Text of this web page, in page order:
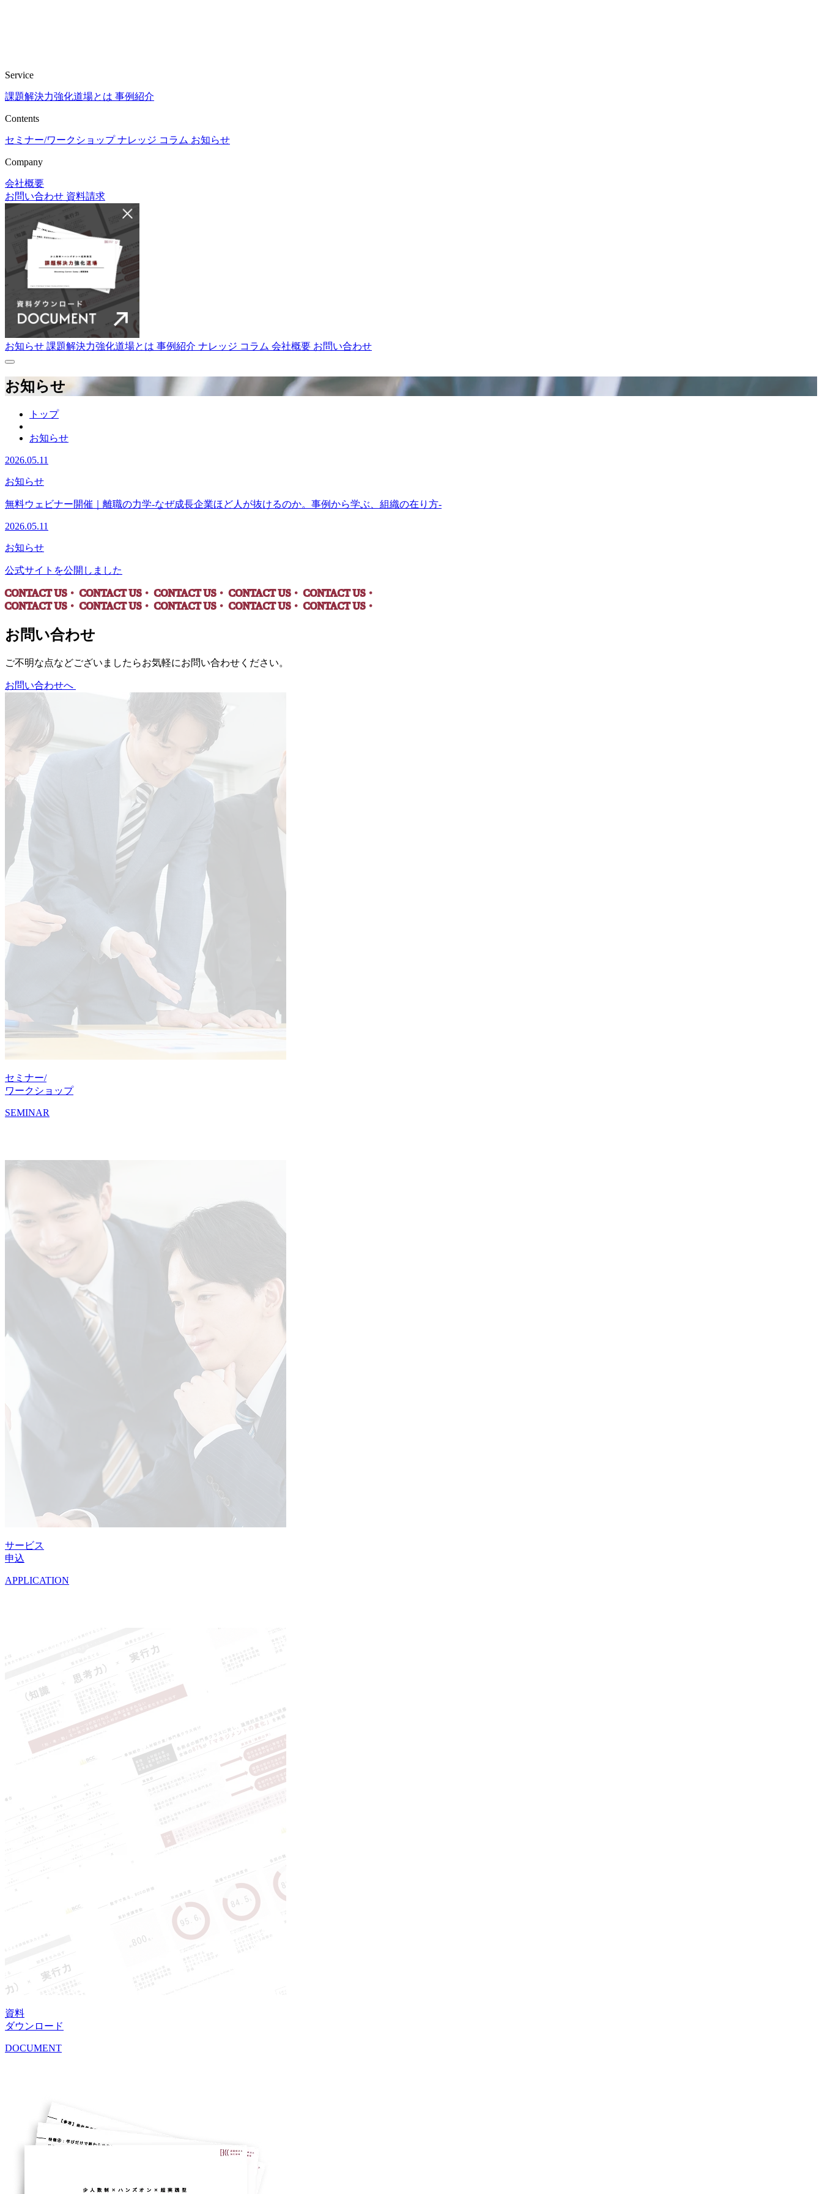
Service
課題解決力強化道場とは 事例紹介
Contents
セミナー/ワークショップ ナレッジ コラム お知らせ
Company
会社概要
お問い合わせ 資料請求
お知らせ 課題解決力強化道場とは 事例紹介 ナレッジ コラム 会社概要 お問い合わせ
お知らせ
トップ
お知らせ
2026.05.11
お知らせ
無料ウェビナー開催｜離職の力学-なぜ成長企業ほど人が抜けるのか。事例から学ぶ、組織の在り方-
2026.05.11
お知らせ
公式サイトを公開しました
CONTACT US・ CONTACT US・ CONTACT US・ CONTACT US・ CONTACT US・
CONTACT US・ CONTACT US・ CONTACT US・ CONTACT US・ CONTACT US・
お問い合わせ
ご不明な点などございましたらお気軽にお問い合わせください。
お問い合わせへ
セミナー/
ワークショップ
SEMINAR
サービス
申込
APPLICATION
資料
ダウンロード
DOCUMENT